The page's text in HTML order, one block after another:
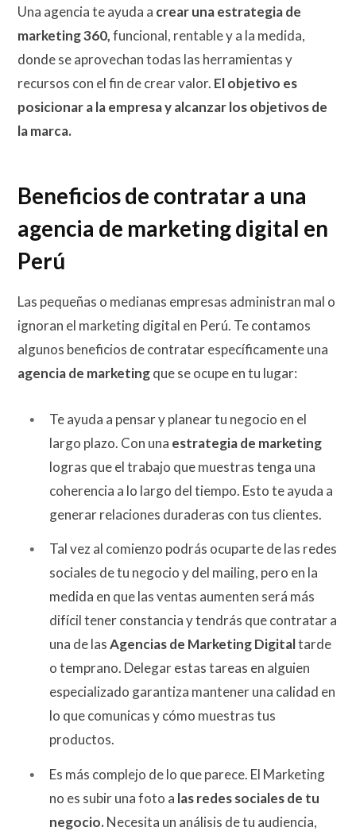
Una agencia te ayuda a crear una estrategia de
marketing 360,funcional, rentable y a la medida,
donde se aprovechan todas las herramientas y
recursos con el fin de crear valor. El objetivo es
posicionar a la empresa y alcanzar los objetivos de
la marca.
Beneficios de contratar a una
agencia de marketing digital en
Perú
Las pequeñas o medianas empresas administran mal o
ignoran el marketing digital en Perú. Te contamos
algunos beneficios de contratar específicamente una
agencia de marketingque se ocupe en tu lugar:
Te ayuda a pensar y planear tu negocio en el
largo plazo. Con una estrategia de marketing
logras que el trabajo que muestras tenga una
coherencia a lo largo del tiempo. Esto te ayuda a
generar relaciones duraderas con tus clientes.
Tal vez al comienzo podrás ocuparte de las redes
sociales de tu negocio y del mailing, pero en la
medida en que las ventas aumenten será más
difícil tener constancia y tendrás que contratar a
una de lasAgencias de Marketing Digitaltarde
o temprano. Delegar estas tareas en alguien
especializado garantiza mantener una calidad en
lo que comunicas y cómo muestras tus
productos.
Es más complejo de lo que parece. El Marketing
no es subir una foto a las redes sociales de tu
negocio.Necesita un análisis de tu audiencia,